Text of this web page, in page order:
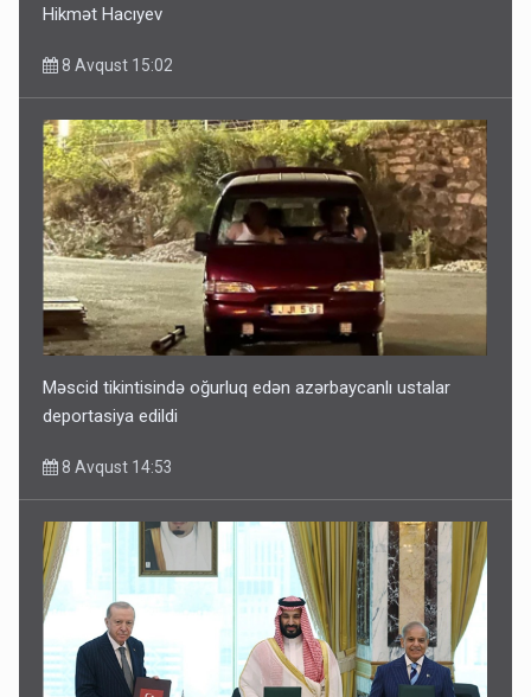
Hikmət Hacıyev
8 Avqust 15:02
Məscid tikintisində oğurluq edən azərbaycanlı ustalar
deportasiya edildi
8 Avqust 14:53